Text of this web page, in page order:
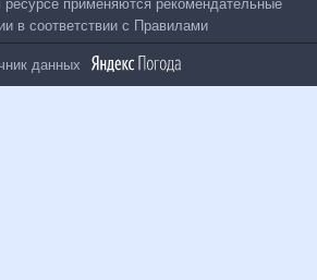
ресурсе применяются
в соответствии сПравилами
данных